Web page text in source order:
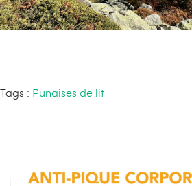
Tags : Punaises de lit